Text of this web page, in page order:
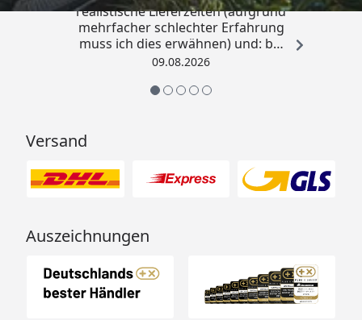
realistische Lieferzeiten (aufgrund
mehrfacher schlechter Erfahrung
muss ich dies erwähnen) und: bei
Kritik kommt die Antwort
Menschen mit Verstand und nicht
(auch dass ist leider immer öfter
09.08.2026
Versand
Auszeichnungen